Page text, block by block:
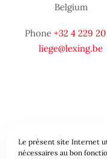
Belgium
Phone +32 4 229 20
liege@lexing.be
Le présent site Internet
nécessaires au bon